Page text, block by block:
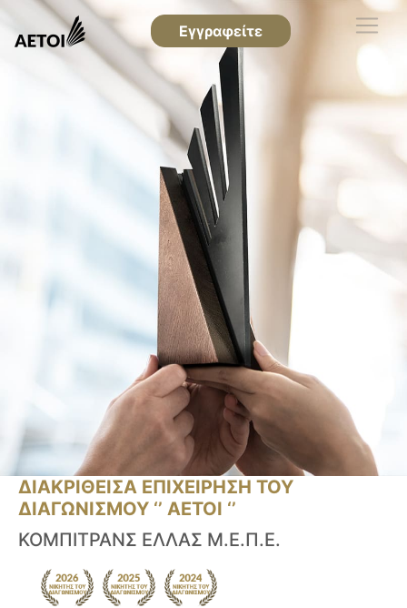
Εγγραφείτε
ΔΙΑΚΡΙΘΕΙΣΑ ΕΠΙΧΕΙΡΗΣΗ ΤΟΥ
ΔΙΑΓΩΝΙΣΜΟΥ ‘’ ΑΕΤΟΙ ‘’
ΚΟΜΠΙΤΡΑΝΣ ΕΛΛΑΣ Μ.Ε.Π.Ε.